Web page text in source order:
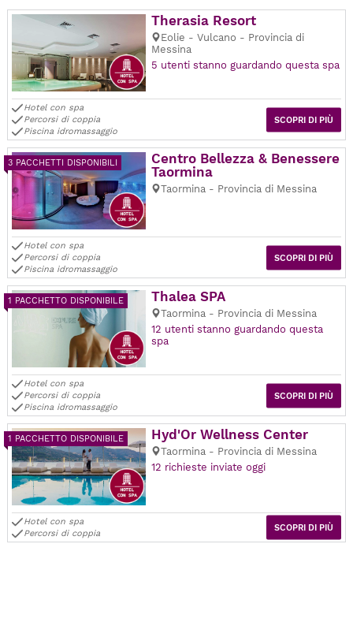
Therasia Resort
Eolie - Vulcano - Provincia di
Messina
5 utenti stanno guardando questa spa
SCOPRI DI PIÙ
Hotel con spa
Percorsi di coppia
Piscina idromassaggio
3 PACCHETTI DISPONIBILI
Centro Bellezza & Benessere
Taormina
Taormina - Provincia di Messina
SCOPRI DI PIÙ
Hotel con spa
Percorsi di coppia
Piscina idromassaggio
1 PACCHETTO DISPONIBILE Thalea SPA
Taormina - Provincia di Messina
12 utenti stanno guardando questa
spa
SCOPRI DI PIÙ
Hotel con spa
Percorsi di coppia
Piscina idromassaggio
1 PACCHETTO DISPONIBILE Hyd'Or Wellness Center
Taormina - Provincia di Messina
12 richieste inviate oggi
SCOPRI DI PIÙ
Hotel con spa
Percorsi di coppia